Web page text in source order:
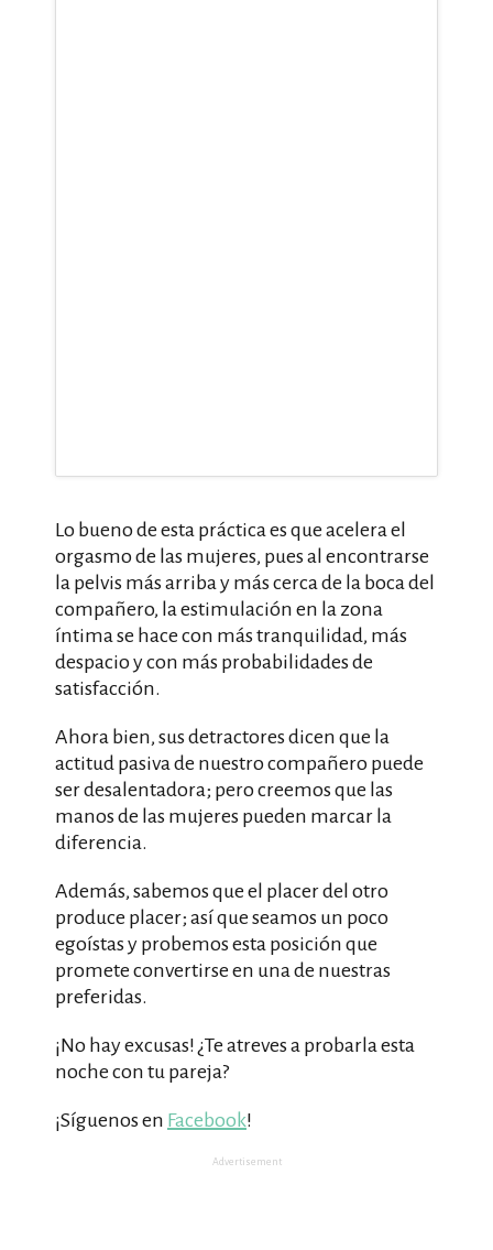
Lo bueno de esta práctica es que acelera el
orgasmo de las mujeres, pues al encontrarse
la pelvis más arriba y más cerca de la boca del
compañero, la estimulación en la zona
íntima se hace con más tranquilidad, más
despacio y con más probabilidades de
satisfacción.
Ahora bien, sus detractores dicen que la
actitud pasiva de nuestro compañero puede
ser desalentadora; pero creemos que las
manos de las mujeres pueden marcar la
diferencia.
Además, sabemos que el placer del otro
produce placer; así que seamos un poco
egoístas y probemos esta posición que
promete convertirse en una de nuestras
preferidas.
¡No hay excusas! ¿Te atreves a probarla esta
noche con tu pareja?
¡Síguenos en Facebook!
Advertisement